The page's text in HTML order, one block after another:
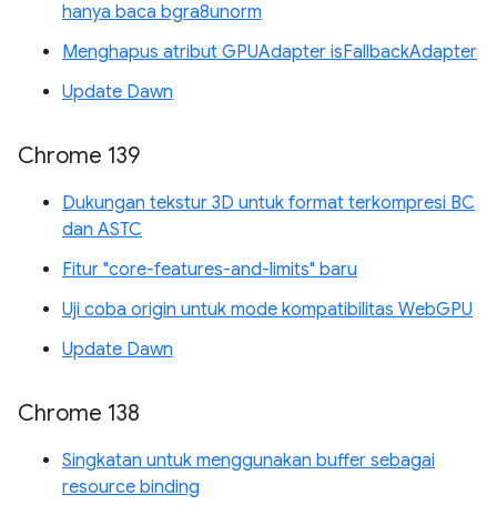
hanya baca bgra8unorm
Menghapus atribut GPUAdapter isFallbackAdapter
Update Dawn
Chrome 139
Dukungan tekstur 3D untuk format terkompresi BC
dan ASTC
Fitur "core-features-and-limits" baru
Uji coba origin untuk mode kompatibilitas WebGPU
Update Dawn
Chrome 138
Singkatan untuk menggunakan buffer sebagai
resource binding